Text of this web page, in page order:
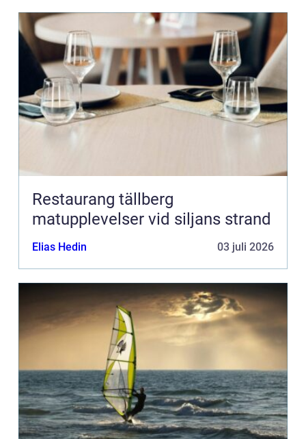
Restaurang tällberg
matupplevelser vid siljans strand
Elias Hedin 03 juli 2026